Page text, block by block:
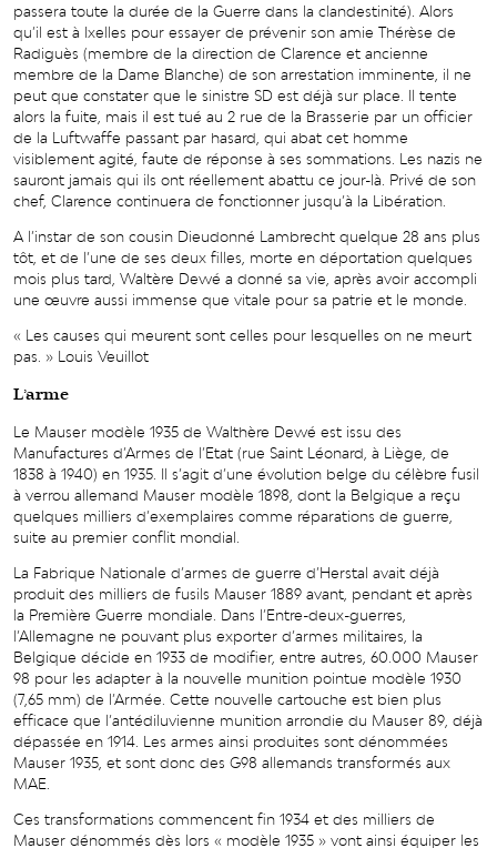
passera toute la durée de la Guerre dans la clandestinité). Alors
qu’il est à Ixelles pour essayer de prévenir son amie Thérèse de
Radiguès (membre de la direction de Clarence et ancienne
membre de la Dame Blanche) de son arrestation imminente, il ne
peut que constater que le sinistre SD est déjà sur place. Il tente
alors la fuite, mais il est tué au 2 rue de la Brasserie par un officier
de la Luftwaffe passant par hasard, qui abat cet homme
visiblement agité, faute de réponse à ses sommations. Les nazis ne
sauront jamais qui ils ont réellement abattu ce jour-là. Privé de son
chef, Clarence continuera de fonctionner jusqu’à la Libération.
A l’instar de son cousin Dieudonné Lambrecht quelque 28 ans plus
tôt, et de l’une de ses deux filles, morte en déportation quelques
mois plus tard, Waltère Dewé a donné sa vie, après avoir accompli
une œuvre aussi immense que vitale pour sa patrie et le monde.
« Les causes qui meurent sont celles pour lesquelles on ne meurt
pas. » Louis Veuillot
L’arme
Le Mauser modèle 1935 de Walthère Dewé est issu des
Manufactures d’Armes de l’Etat (rue Saint Léonard, à Liège, de
1838 à 1940) en 1935. Il s’agit d’une évolution belge du célèbre fusil
à verrou allemand Mauser modèle 1898, dont la Belgique a reçu
quelques milliers d’exemplaires comme réparations de guerre,
suite au premier conflit mondial.
La Fabrique Nationale d’armes de guerre d’Herstal avait déjà
produit des milliers de fusils Mauser 1889 avant, pendant et après
la Première Guerre mondiale. Dans l’Entre-deux-guerres,
l’Allemagne ne pouvant plus exporter d’armes militaires, la
Belgique décide en 1933 de modifier, entre autres, 60.000 Mauser
98 pour les adapter à la nouvelle munition pointue modèle 1930
(7,65 mm) de l’Armée. Cette nouvelle cartouche est bien plus
efficace que l’antédiluvienne munition arrondie du Mauser 89, déjà
dépassée en 1914. Les armes ainsi produites sont dénommées
Mauser 1935, et sont donc des G98 allemands transformés aux
MAE.
Ces transformations commencent fin 1934 et des milliers de
Mauser dénommés dès lors « modèle 1935 » vont ainsi équiper les